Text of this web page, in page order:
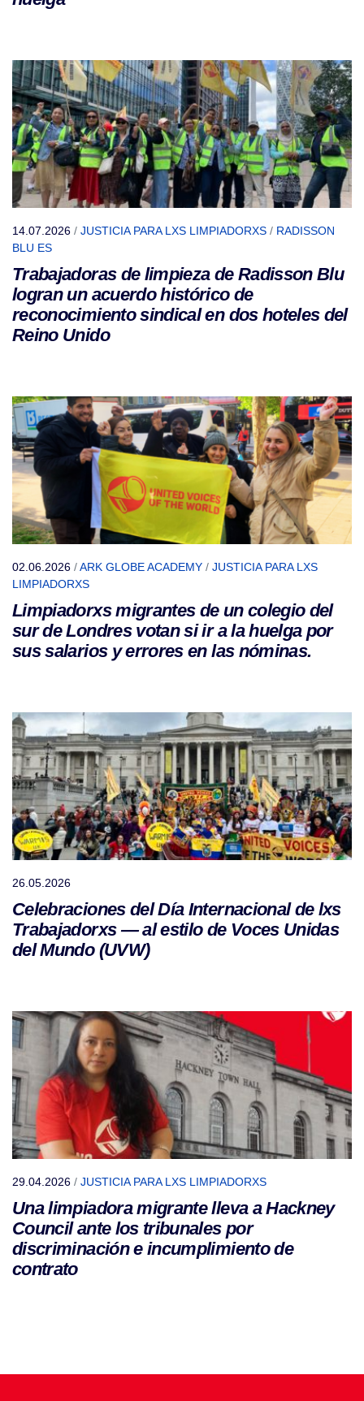
14.07.2026 / JUSTICIA PARA LXS LIMPIADORXS / RADISSON
BLU ES
Trabajadoras de limpieza de Radisson Blu
logran un acuerdo histórico de
reconocimiento sindical en dos hoteles del
Reino Unido
02.06.2026 /ARK GLOBE ACADEMY / JUSTICIA PARA LXS
LIMPIADORXS
Limpiadorxs migrantes de un colegio del
sur de Londres votan si ir a la huelga por
sus salarios y errores en las nóminas.
26.05.2026
Celebraciones del Día Internacional de lxs
Trabajadorxs — al estilo de Voces Unidas
del Mundo (UVW)
29.04.2026 / JUSTICIA PARA LXS LIMPIADORXS
Una limpiadora migrante lleva a Hackney
Council ante los tribunales por
discriminación e incumplimiento de
contrato